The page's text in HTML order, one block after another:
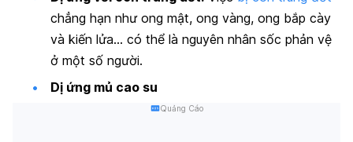
chẳng hạn như ong mật, ong vàng, ong bắp cày
và kiến lửa… có thể là nguyên nhân sốc phản vệ
ở một số người.
Dị ứng mủ cao su
Quảng Cáo